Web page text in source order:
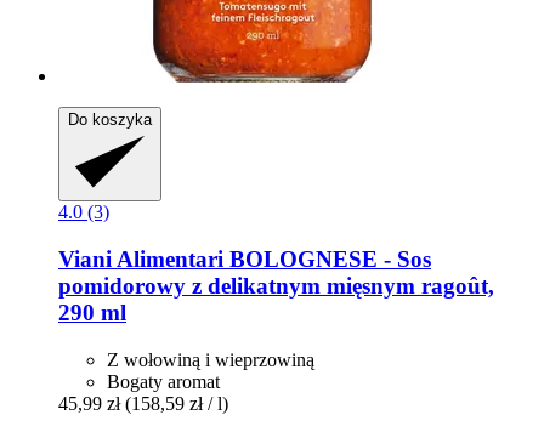
Do koszyka
4.0 (3)
Viani Alimentari BOLOGNESE -​ Sos
pomidorowy z delikatnym mięsnym ragoût,
290 ml
Z wołowiną i wieprzowiną
Bogaty aromat
45,99 zł (158,59 zł / l)